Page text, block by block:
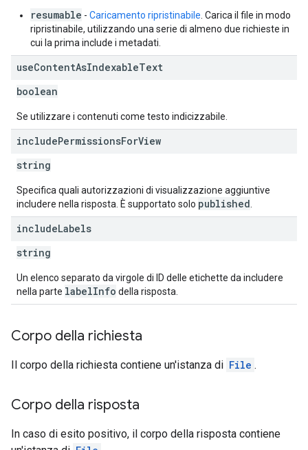
resumable - Caricamento ripristinabile . Carica il file in modo
ripristinabile, utilizzando una serie di almeno due richieste in
cui la prima include i metadati.
useContentAsIndexableText
boolean
Se utilizzare i contenuti come testo indicizzabile.
includePermissionsForView
string
Specifica quali autorizzazioni di visualizzazione aggiuntive
includere nella risposta. È supportato solo published
includeLabels
string
Un elenco separato da virgole di ID delle etichette da includere
nella parte labelInfo della risposta.
Corpo della richiesta
Il corpo della richiesta contiene un'istanza di File .
Corpo della risposta
In caso di esito positivo, il corpo della risposta contiene